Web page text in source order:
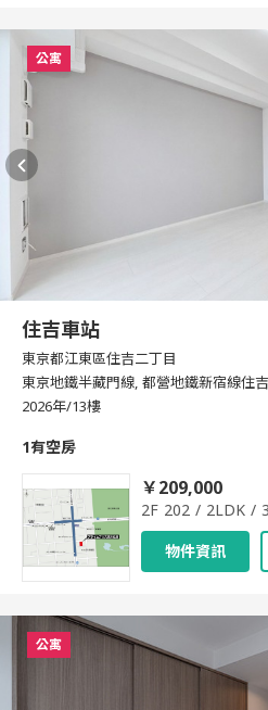
公寓
住吉車站
東京都江東區住吉二丁目
東京地鐵半藏門線, 都營地鐵新宿線住
2026年/13樓
1有空房
￥209,000
2F 202 / 2LDK /
物件資訊
公寓